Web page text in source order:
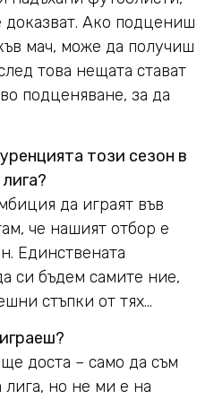
доказват. Ако подцениш
мач, може да получиш
това нещата стават
подценяване, за да
този сезон в
да играят във
че нашият отбор е
Единствената
си бъдем самите ние,
стъпки от тях…
доста – само да съм
но не ми е на